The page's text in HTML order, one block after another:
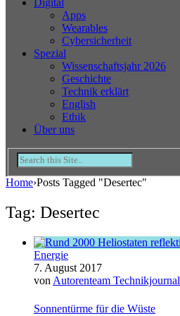
Apps
Wearables
Cybersicherheit
Spezial
Wissenschaftsjahr 2026
Geschichte
Technik erklärt
English
Ethik
Über uns
Home›Posts Tagged "Desertec"
Tag: Desertec
Energie
7. August 2017
von Autorenteam Technikjournal
Sonnentürme für die Wüste